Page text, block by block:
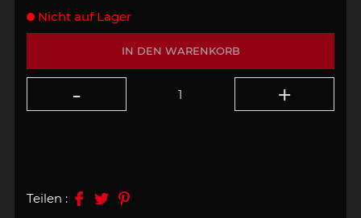
IN DEN WARENKORB
Nicht auf Lager
Teilen :